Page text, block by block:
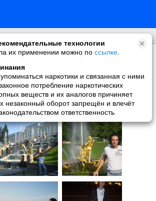
технологии
их применении можно по ссылке
наркотики и связанная с ними
потребление наркотических
веществ и их аналогов причиняет
незаконный оборот запрещён и влечёт
ответственность